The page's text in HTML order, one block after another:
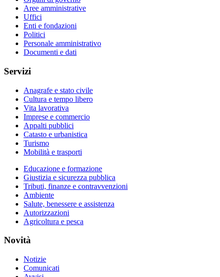
Aree amministrative
Uffici
Enti e fondazioni
Politici
Personale amministrativo
Documenti e dati
Servizi
Anagrafe e stato civile
Cultura e tempo libero
Vita lavorativa
Imprese e commercio
Appalti pubblici
Catasto e urbanistica
Turismo
Mobilità e trasporti
Educazione e formazione
Giustizia e sicurezza pubblica
Tributi, finanze e contravvenzioni
Ambiente
Salute, benessere e assistenza
Autorizzazioni
Agricoltura e pesca
Novità
Notizie
Comunicati